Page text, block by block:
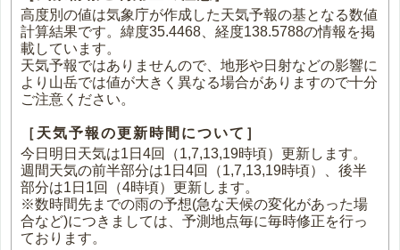
高度別の値は気象庁が作成した天気予報の基となる数値
計算結果です。緯度35.4468、経度138.5788の情報を掲
載しています。
天気予報ではありませんので、地形や日射などの影響に
より山岳では値が大きく異なる場合がありますので十分
ご注意ください。
［天気予報の更新時間について］
今日明日天気は1日4回（1,7,13,19時頃）更新します。
週間天気の前半部分は1日4回（1,7,13,19時頃）、後半
部分は1日1回（4時頃）更新します。
※数時間先までの雨の予想(急な天候の変化があった場
合など)につきましては、予測地点毎に毎時修正を行っ
ております。